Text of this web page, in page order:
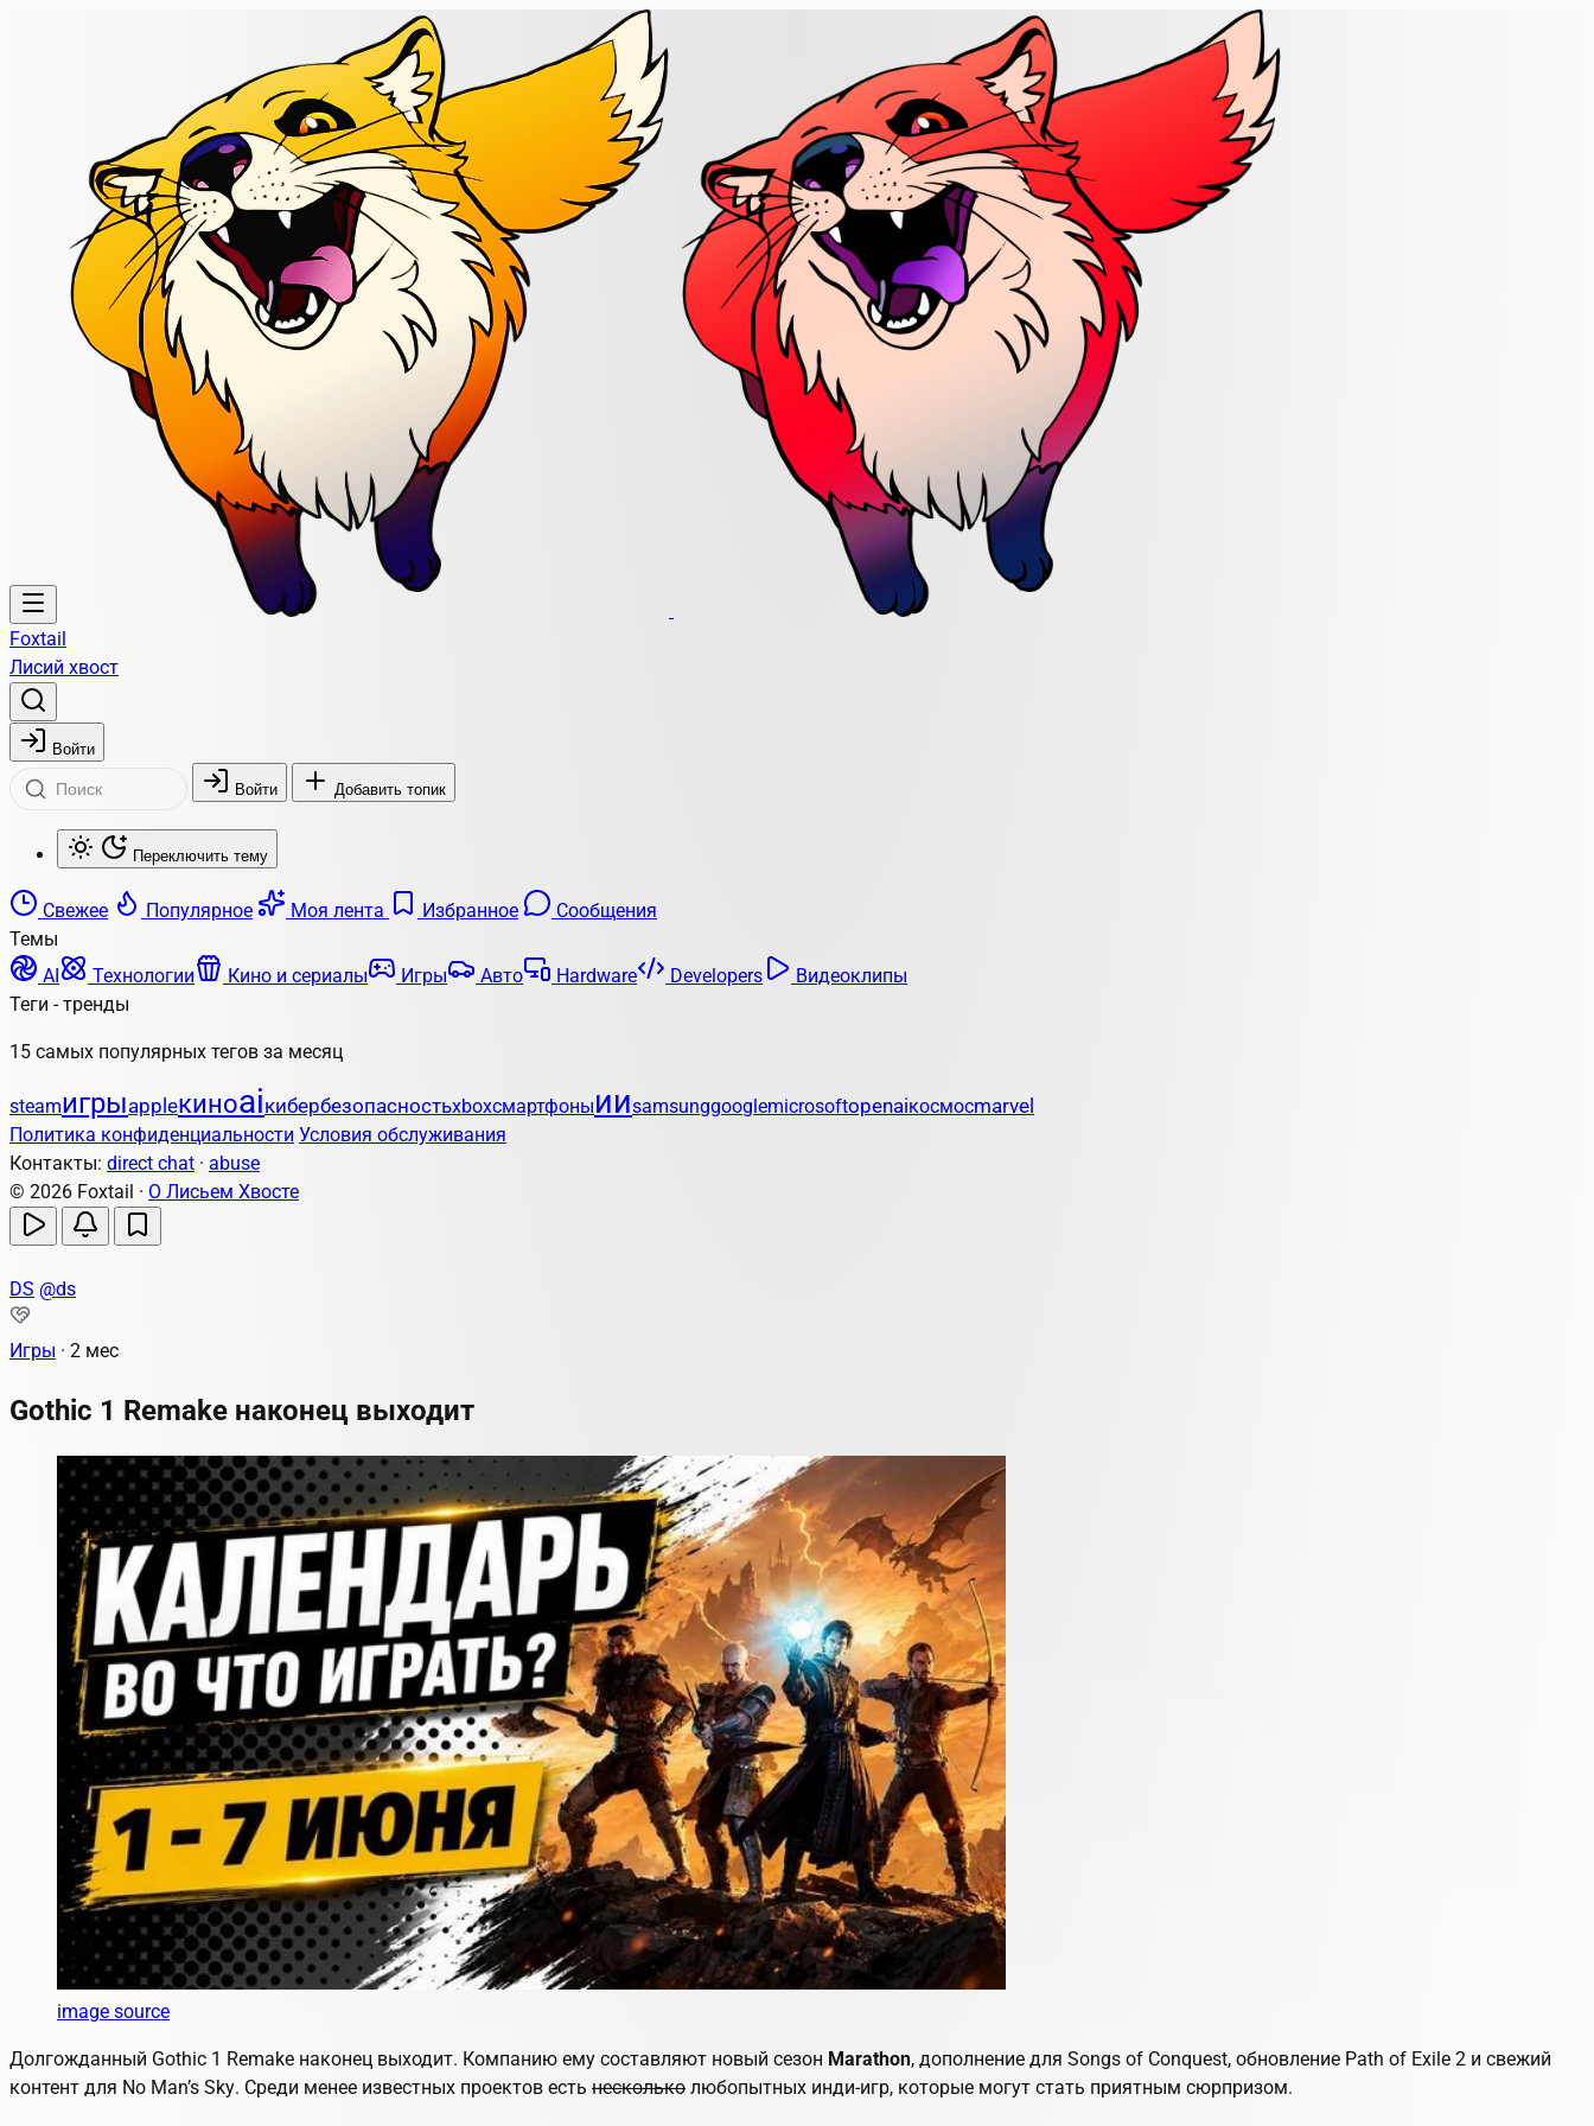
Foxtail
Лисий хвост
Войти
Войти Добавить топик
Переключить тему
Свежее Популярное Моя лента Избранное
Сообщения
Темы
AI
Технологии Кино и сериалы Игры Авто Hardware Developers
Видеоклипы
Теги - тренды
15 самых популярных тегов за месяц
steamигрыappleкиноaiкибербезопасностьxboxсмартфоныииsamsunggooglemicrosoftopenaiкосмосmarvel
Политика конфиденциальности Условия обслуживания
Контакты: direct chat · abuse
© 2026 Foxtail · О Лисьем Хвосте
DS @ds
Игры · 2 мес
Gothic 1 Remake наконец выходит
image source
Долгожданный Gothic 1 Remake наконец выходит. Компанию ему составляют новый сезон Marathon, дополнение для Songs of Conquest, обновление Path of Exile 2 и свежий
контент для No Man’s Sky. Среди менее известных проектов есть несколько любопытных инди-игр, которые могут стать приятным сюрпризом.